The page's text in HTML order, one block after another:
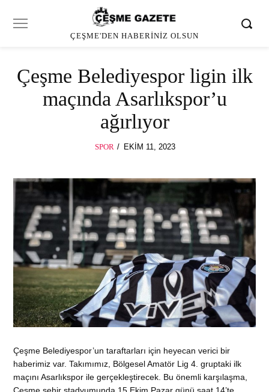
ÇEŞME'DEN HABERINIZ OLSUN
Çeşme Belediyespor ligin ilk
maçında Asarlıkspor’u
ağırlıyor
SPOR
POSTED
EKIM 11, 2023
Çeşme Belediyespor’un taraftarları için heyecan verici bir
haberimiz var. Takımımız, Bölgesel Amatör Lig 4. gruptaki ilk
maçını Asarlıkspor ile gerçekleştirecek. Bu önemli karşılaşma,